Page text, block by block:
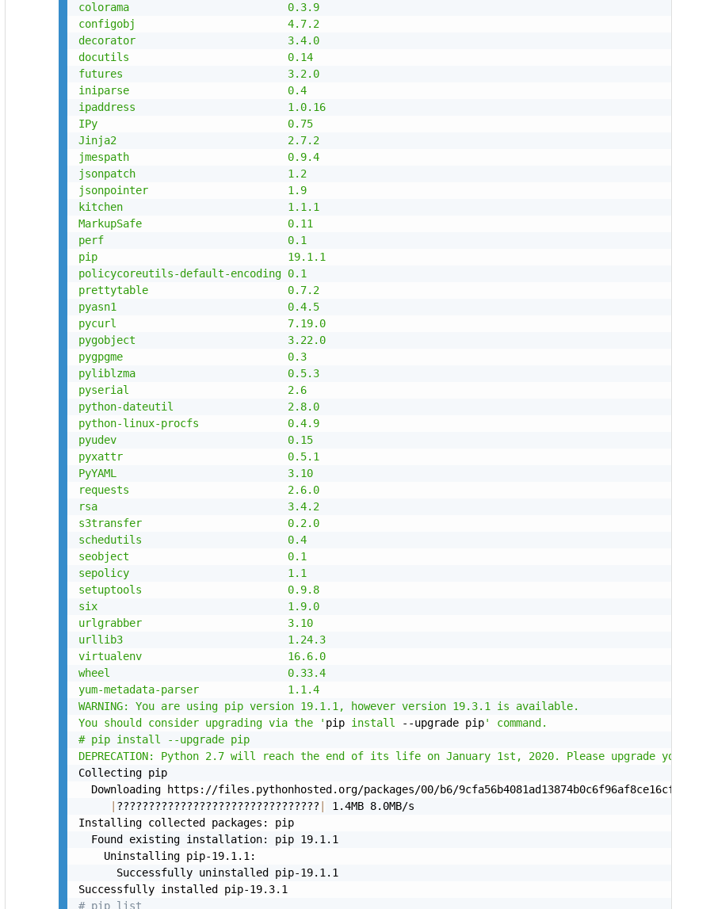
colorama                         0.3.9
configobj                        4.7.2
decorator                        3.4.0
docutils                         0.14
futures                          3.2.0
iniparse                         0.4
ipaddress                        1.0.16
IPy                              0.75
Jinja2                           2.7.2
jmespath                         0.9.4
jsonpatch                        1.2
jsonpointer                      1.9
kitchen                          1.1.1
MarkupSafe                       0.11
perf                             0.1
pip                              19.1.1
policycoreutils-default-encoding 0.1
prettytable                      0.7.2
pyasn1                           0.4.5
pycurl                           7.19.0
pygobject                        3.22.0
pygpgme                          0.3
pyliblzma                        0.5.3
pyserial                         2.6
python-dateutil                  2.8.0
python-linux-procfs              0.4.9
pyudev                           0.15
pyxattr                          0.5.1
PyYAML                           3.10
requests                         2.6.0
rsa                              3.4.2
s3transfer                       0.2.0
schedutils                       0.4
seobject                         0.1
sepolicy                         1.1
setuptools                       0.9.8
six                              1.9.0
urlgrabber                       3.10
urllib3                          1.24.3
virtualenv                       16.6.0
wheel                            0.33.4
yum-metadata-parser              1.1.4
WARNING: You are using pip version 19.1.1, however version 19.3.1 is available.
You should consider upgrading via the ' pip install --upgrade pip' command.
# pip install --upgrade pip
DEPRECATION: Python 2.7 will reach the end of its life on January 1st, 2020. Please upgrade your
Collecting pip
Downloading https://files.pythonhosted.org/packages/00/b6/
????????????????????????????????
1.4MB 8.0MB/s
Installing collected packages: pip
  Found existing installation: pip 19.1.1
    Uninstalling pip-19.1.1:
      Successfully uninstalled pip-19.1.1
# pip list